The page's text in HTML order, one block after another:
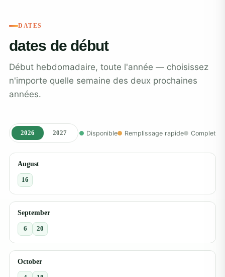
DATES
dates de début
Début hebdomadaire, toute l'année — choisissez
n'importe quelle semaine des deux prochaines
années.
2026 2027 Disponible Remplissage rapide Complet
August
16
September
6 20
October